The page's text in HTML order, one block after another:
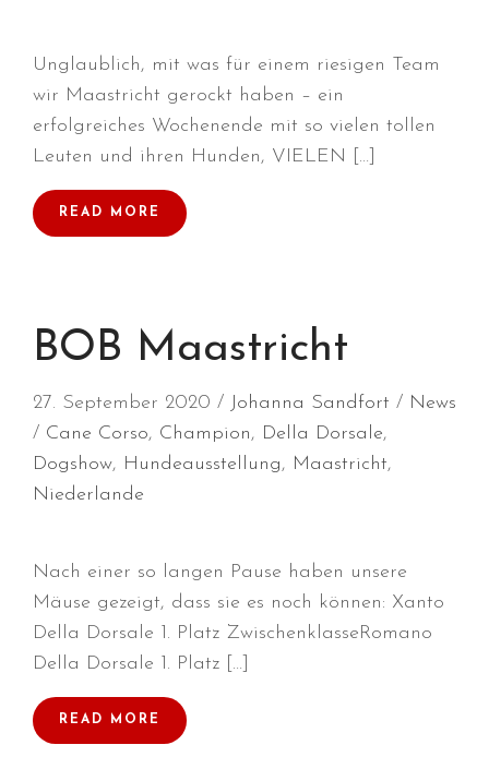
Durchmarsch und Urlaubsgefühle
in Hallbergmoos (D)!
Voller Erfolg in Arnhem (NL)!
März 2026
Unglaublich, mit was für einem riesigen Team
wir Maastricht gerockt haben – ein
erfolgreiches Wochenende mit so vielen tollen
Leuten und ihren Hunden, VIELEN […]
READ MORE
BOB Maastricht
27. September 2020 Johanna Sandfort
News
Cane Corso, Champion, Della Dorsale,
Dogshow, Hundeausstellung, Maastricht,
Niederlande
Nach einer so langen Pause haben unsere
Mäuse gezeigt, dass sie es noch können: Xanto
Della Dorsale 1. Platz ZwischenklasseRomano
Della Dorsale 1. Platz […]
READ MORE